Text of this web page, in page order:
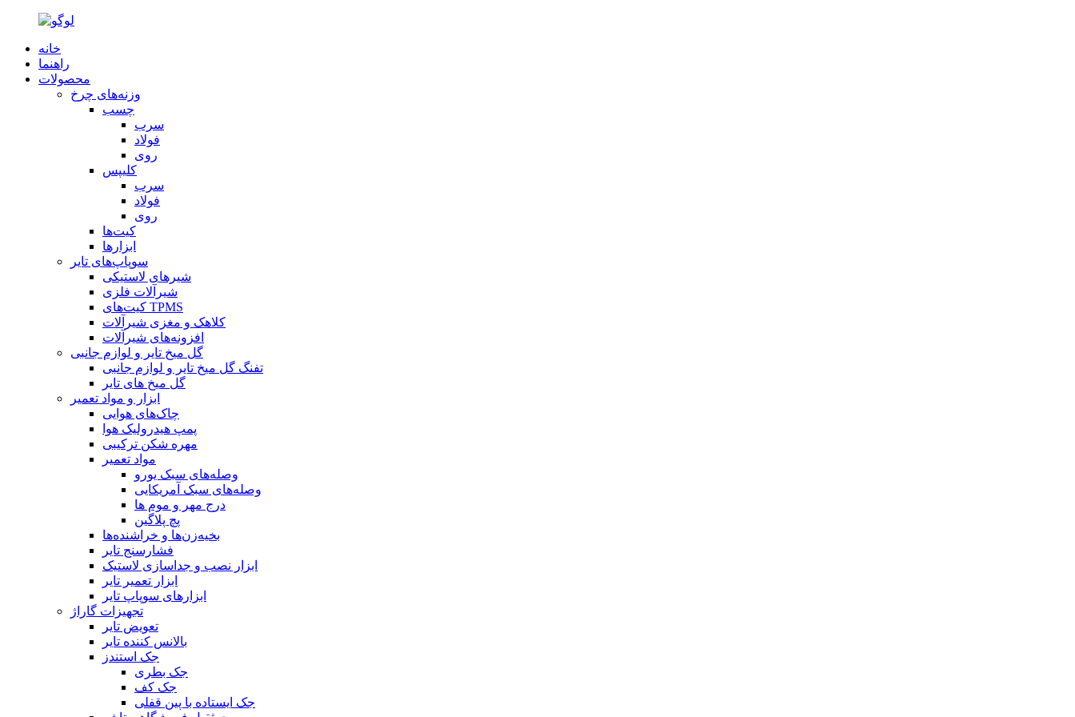
خانه
راهنما
محصولات
وزنه‌های چرخ
چسب
سرب
فولاد
روی
کلیپس
سرب
فولاد
روی
کیت‌ها
ابزارها
سوپاپ‌های تایر
شیرهای لاستیکی
شیرآلات فلزی
کیت‌های TPMS
کلاهک و مغزی شیرآلات
افزونه‌های شیرآلات
گل میخ تایر و لوازم جانبی
تفنگ گل میخ تایر و لوازم جانبی
گل میخ های تایر
ابزار و مواد تعمیر
چاک‌های هوایی
پمپ هیدرولیک هوا
مهره شکن ترکیبی
مواد تعمیر
وصله‌های سبک یورو
وصله‌های سبک آمریکایی
درج مهر و موم ها
پچ پلاگین
بخیه‌زن‌ها و خراشنده‌ها
فشارسنج تایر
ابزار نصب و جداسازی لاستیک
ابزار تعمیر تایر
ابزارهای سوپاپ تایر
تجهیزات گاراژ
تعویض تایر
بالانس کننده تایر
جک استندز
جک بطری
جک کف
جک ایستاده با پین قفلی